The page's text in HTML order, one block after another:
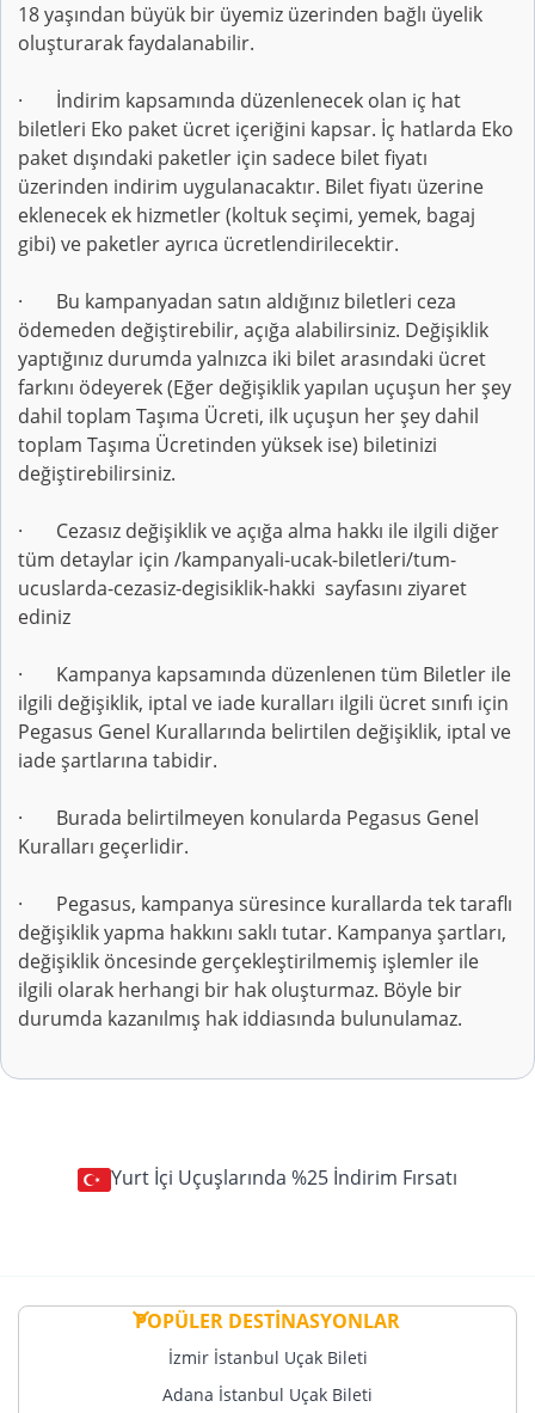
18 yaşından büyük bir üyemiz üzerinden bağlı üyelik
oluşturarak faydalanabilir.
· İndirim kapsamında düzenlenecek olan iç hat
biletleri Eko paket ücret içeriğini kapsar. İç hatlarda Eko
paket dışındaki paketler için sadece bilet fiyatı
üzerinden indirim uygulanacaktır. Bilet fiyatı üzerine
eklenecek ek hizmetler (koltuk seçimi, yemek, bagaj
gibi) ve paketler ayrıca ücretlendirilecektir.
· Bu kampanyadan satın aldığınız biletleri ceza
ödemeden değiştirebilir, açığa alabilirsiniz. Değişiklik
yaptığınız durumda yalnızca iki bilet arasındaki ücret
farkını ödeyerek (Eğer değişiklik yapılan uçuşun her şey
dahil toplam Taşıma Ücreti, ilk uçuşun her şey dahil
toplam Taşıma Ücretinden yüksek ise) biletinizi
değiştirebilirsiniz.
· Cezasız değişiklik ve açığa alma hakkı ile ilgili diğer
tüm detaylar için /kampanyali-ucak-biletleri/tum-
ucuslarda-cezasiz-degisiklik-hakki sayfasını ziyaret
ediniz
· Kampanya kapsamında düzenlenen tüm Biletler ile
ilgili değişiklik, iptal ve iade kuralları ilgili ücret sınıfı için
Pegasus Genel Kurallarında belirtilen değişiklik, iptal ve
iade şartlarına tabidir.
· Burada belirtilmeyen konularda Pegasus Genel
Kuralları geçerlidir.
· Pegasus, kampanya süresince kurallarda tek taraflı
değişiklik yapma hakkını saklı tutar. Kampanya şartları,
değişiklik öncesinde gerçekleştirilmemiş işlemler ile
ilgili olarak herhangi bir hak oluşturmaz. Böyle bir
durumda kazanılmış hak iddiasında bulunulamaz.
Yurt İçi Uçuşlarında %25 İndirim Fırsatı
POPÜLER DESTİNASYONLAR
İzmir İstanbul Uçak Bileti
Adana İstanbul Uçak Bileti